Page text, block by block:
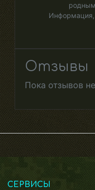
Отзывы
Пока отзывов
СЕРВИСЫ